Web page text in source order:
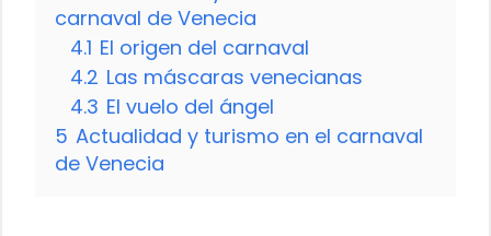
carnaval de Venecia
4.1 El origen del carnaval
4.2 Las máscaras venecianas
4.3 El vuelo del ángel
5 Actualidad y turismo en el carnaval
de Venecia